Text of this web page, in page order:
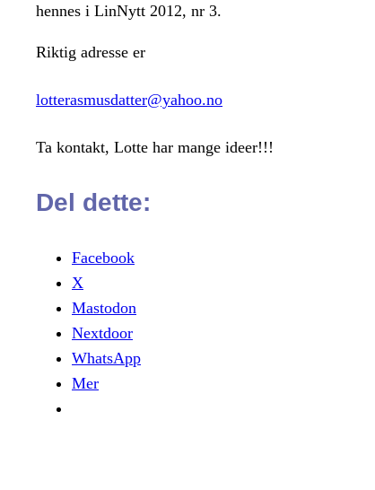
hennes i LinNytt 2012, nr 3.
Riktig adresse er
lotterasmusdatter@yahoo.no
Ta kontakt, Lotte har mange ideer!!!
Del dette:
Facebook
X
Mastodon
Nextdoor
WhatsApp
Mer